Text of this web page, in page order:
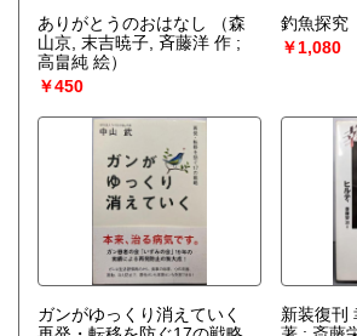
ありがとうのおはなし
（森
山京, 末吉暁子, 斉藤洋 作 ;
高畠純 絵）
￥450
釣魚探究
￥1,080
ガンがゆっくり消えていく
新装復刊